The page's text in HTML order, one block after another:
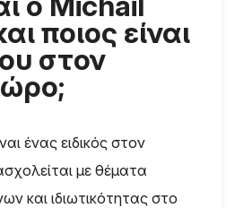
ποιος είναι
στον
ένας ειδικός στον
με θέματα
και ιδιωτικότητας στο